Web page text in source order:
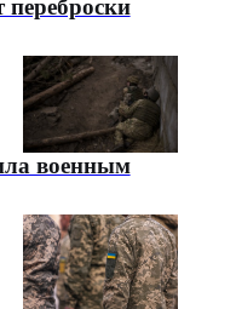
военным